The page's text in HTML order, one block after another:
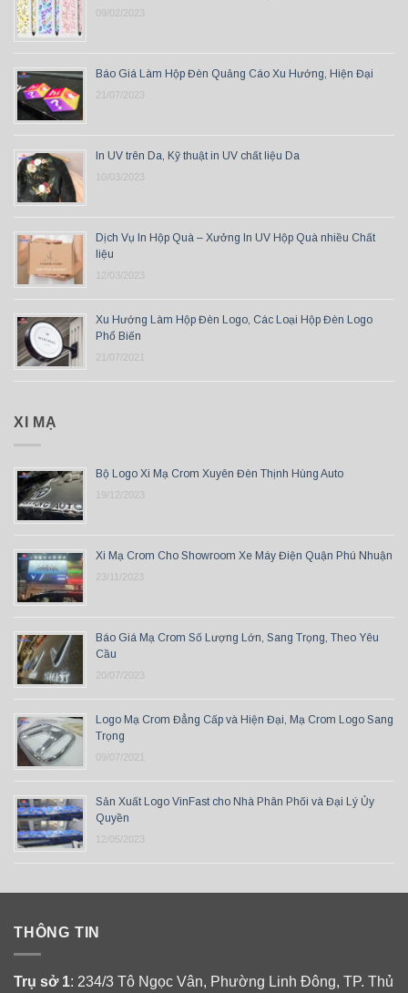
09/02/2023
Báo Giá Làm Hộp Đèn Quảng Cáo Xu Hướng, Hiện Đại
21/07/2023
In UV trên Da, Kỹ thuật in UV chất liệu Da
10/03/2023
Dịch Vụ In Hộp Quà – Xưởng In UV Hộp Quà nhiều Chất
liệu
12/03/2023
Xu Hướng Làm Hộp Đèn Logo, Các Loại Hộp Đèn Logo
Phổ Biến
21/07/2021
XI MẠ
Bộ Logo Xi Mạ Crom Xuyên Đèn Thịnh Hùng Auto
19/12/2023
Xi Mạ Crom Cho Showroom Xe Máy Điện Quận Phú Nhuận
23/11/2023
Báo Giá Mạ Crom Số Lượng Lớn, Sang Trọng, Theo Yêu
Cầu
20/07/2023
Logo Mạ Crom Đẳng Cấp và Hiện Đại, Mạ Crom Logo Sang
Trọng
09/07/2021
Sản Xuất Logo VinFast cho Nhà Phân Phối và Đại Lý Ủy
Quyền
12/05/2023
THÔNG TIN
Trụ sở 1: 234/3 Tô Ngọc Vân, Phường Linh Đông, TP. Thủ